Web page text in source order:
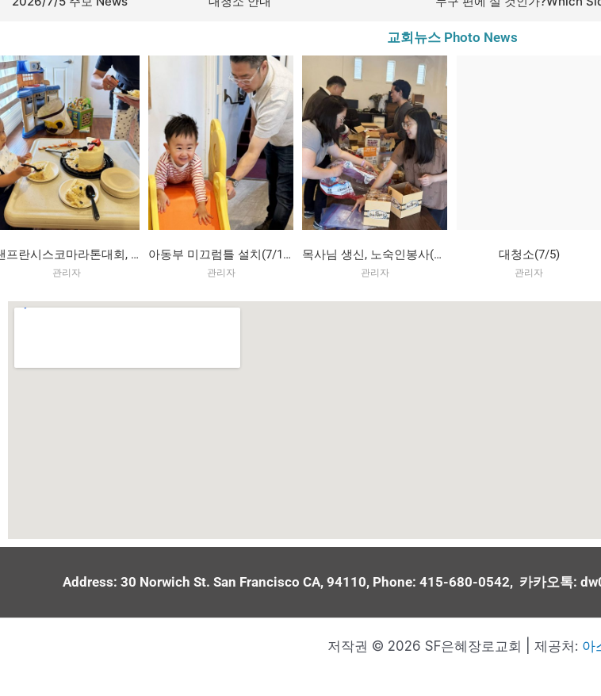
교회뉴스 Photo News
샌프란시스코마라톤대회, 용하 2돌잔치(7/26)
관리자
아동부 미끄럼틀 설치(7/19)
관리자
목사님 생신, 노숙인봉사(7/12)
관리자
대청소(7/5)
관리자
Address: 30 Norwich St. San Francisco CA, 94110, Phone: 415-680-0542, 카카오톡:
저작권 © 2026 SF은혜장로교회 | 제공처: 아